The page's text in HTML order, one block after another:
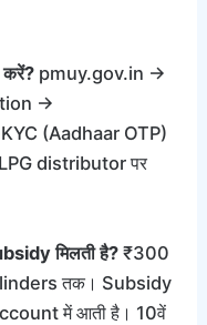
करें? pmuy.gov.in →
→
(Aadhaar OTP)
distributor पर
मिलती है? ₹300
तक। Subsidy
में आती है। 10वें